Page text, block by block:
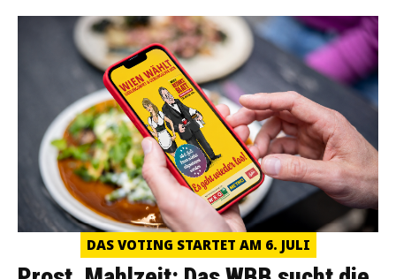
DAS VOTING STARTET AM 6. JULI